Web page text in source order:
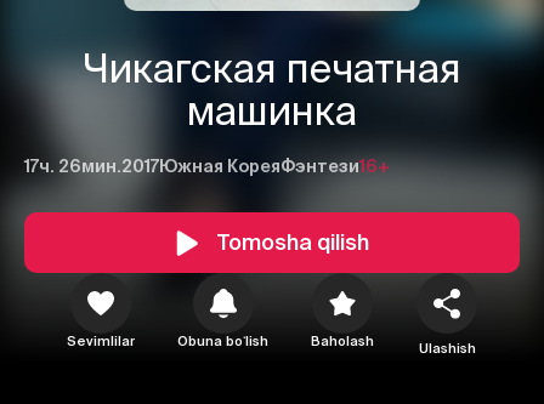
Чикагская печатная
машинка
17ч. 26мин.2017Южная КореяФэнтези16+
Tomosha qilish
Sevimlilar Obuna boʻlish Baholash Ulashish